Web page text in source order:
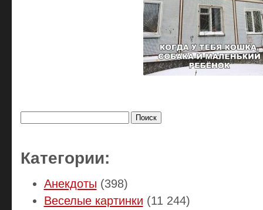
Категории:
Анекдоты (398)
Веселые картинки (11 244)